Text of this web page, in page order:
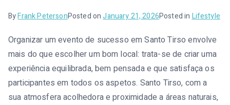
ByFrank PetersonPosted onJanuary 21, 2026Posted in Lifestyle
Organizar um evento de sucesso em Santo Tirso envolve
mais do que escolher um bom local: trata-se de criar uma
experiência equilibrada, bem pensada e que satisfaça os
participantes em todos os aspetos. Santo Tirso, com a
sua atmosfera acolhedora e proximidade a áreas naturais,